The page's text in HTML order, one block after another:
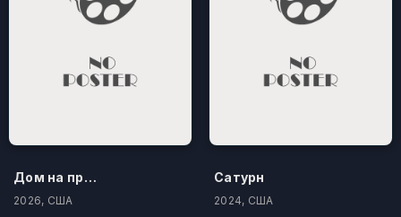
Дом на проклятом холме
2026, США
Сатурн
2024, США